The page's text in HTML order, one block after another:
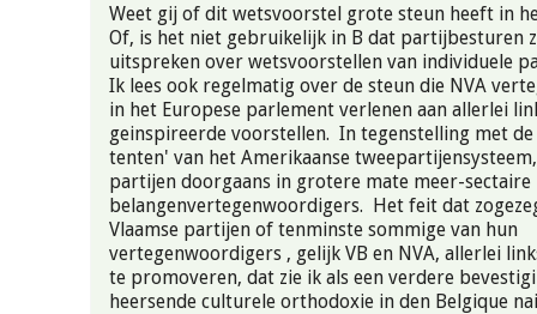
Weet gij of dit wetsvoorstel grote steun heeft in
Of, is het niet gebruikelijk in B dat partijbesturen
uitspreken over wetsvoorstellen van individuele
Ik lees ook regelmatig over de steun die NVA
in het Europese parlement verlenen aan allerlei
geinspireerde voorstellen. In tegenstelling met
tenten' van het Amerikaanse
partijen doorgaans in grotere mate meer-sectaire
belangenvertegenwoordigers. Het feit dat
Vlaamse partijen of tenminste sommige van hun
vertegenwoordigers , gelijk VB en NVA, allerlei
te promoveren, dat zie ik als een verdere
heersende culturele orthodoxie in den